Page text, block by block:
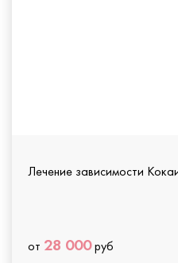
Лечение зависимости
от 28 000руб